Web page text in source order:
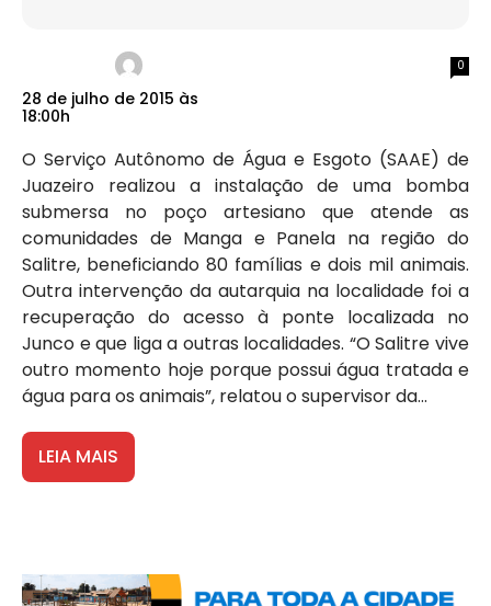
28 de julho de 2015 às
18:00h
0
O Serviço Autônomo de Água e Esgoto (SAAE) de
Juazeiro realizou a instalação de uma bomba
submersa no poço artesiano que atende as
comunidades de Manga e Panela na região do
Salitre, beneficiando 80 famílias e dois mil animais.
Outra intervenção da autarquia na localidade foi a
recuperação do acesso à ponte localizada no
Junco e que liga a outras localidades. “O Salitre vive
outro momento hoje porque possui água tratada e
água para os animais”, relatou o supervisor da...
LEIA MAIS